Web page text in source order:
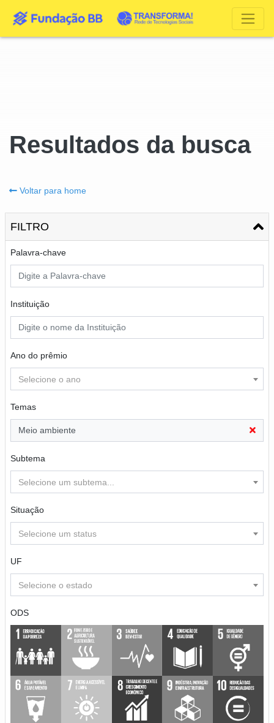
Resultados da busca
Voltar para home
FILTRO
Palavra-chave
Instituição
Ano do prêmio
Selecione o ano
Temas
Meio ambiente
Subtema
Selecione um subtema...
Situação
Selecione um status
UF
Selecione o estado
ODS